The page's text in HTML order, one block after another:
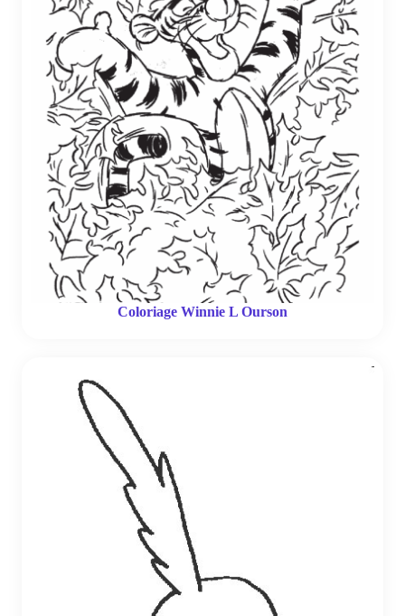
Coloriage Winnie L Ourson